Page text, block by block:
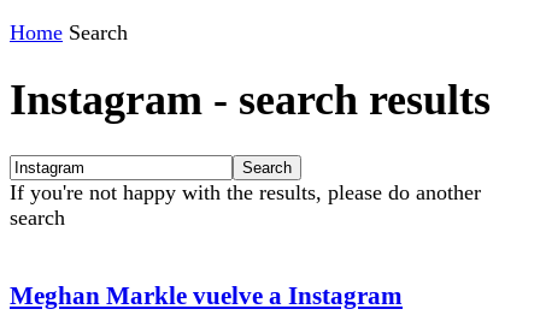
Home Search
Instagram - search results
If you're not happy with the results, please do another
search
Meghan Markle vuelve a Instagram